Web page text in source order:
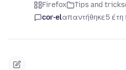
Firefox Tips and tricks
cor-elαπαντήθηκε5 έτη